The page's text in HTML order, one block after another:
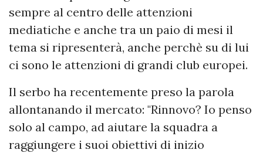
sempre al centro delle attenzioni
mediatiche e anche tra un paio di mesi il
tema si ripresenterà, anche perchè su di lui
ci sono le attenzioni di grandi club europei.
Il serbo ha recentemente preso la parola
allontanando il mercato: "Rinnovo? Io penso
solo al campo, ad aiutare la squadra a
raggiungere i suoi obiettivi di inizio